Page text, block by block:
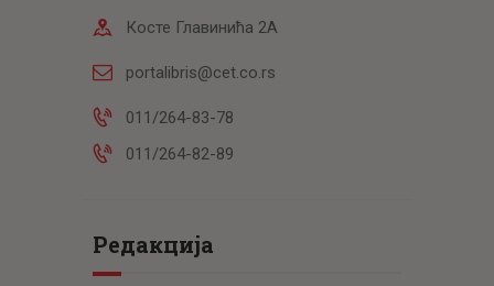
Косте Главинића 2А
portalibris@cet.co.rs
011/264-83-78
011/264-82-89
Редакција